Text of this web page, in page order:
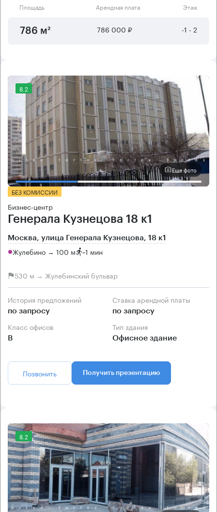
Площадь Арендная плата Этаж
786 м² 786 000 ₽ -1 - 2
8.2
Еще фото
БЕЗ КОМИССИИ
Бизнес-центр
Генерала Кузнецова 18 к1
Москва, улица Генерала Кузнецова, 18 к1
Жулебино → 100 м ~1 мин
530 м → Жулебинский бульвар
История предложений
по запросу
Ставка арендной платы
по запросу
Класс офисов
B
Тип здания
Офисное здание
Позвонить Получить презентацию
8.2